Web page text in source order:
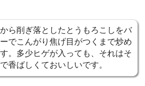
ら削ぎ落としたとうもろこしをバ
でこんがり焦げ目がつくまで炒め
。多少ヒゲが入っても、それはそ
香ばしくておいしいです。